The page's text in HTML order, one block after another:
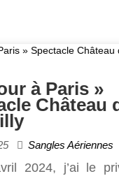
à Paris »
Château
Sangles Aériennes
2024, j’ai le